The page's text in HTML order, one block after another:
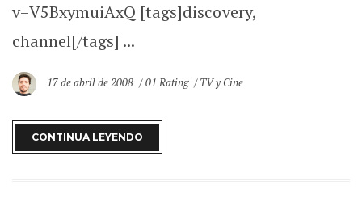
v=V5BxymuiAxQ [tags]discovery,
channel[/tags] ...
17 de abril de 2008 01 Rating TV y Cine
CONTINUA LEYENDO